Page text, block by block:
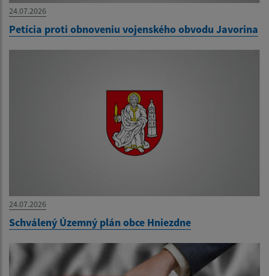
24.07.2026
Petícia proti obnoveniu vojenského obvodu Javorina
24.07.2026
Schválený Územný plán obce Hniezdne